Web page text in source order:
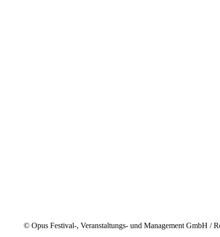
© Opus Festival-, Veranstaltungs- und Management GmbH /